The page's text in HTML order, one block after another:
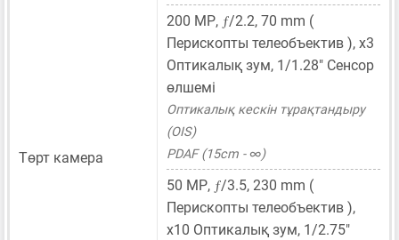
Төрт камера
200 MP, ƒ/2.2, 70 mm (
Перископты телеобъектив ), x3
Оптикалық зум, 1/1.28" Сенсор
өлшемі
Оптикалық кескін тұрақтандыру
(OIS)
PDAF (15cm - ∞)
50 MP, ƒ/3.5, 230 mm (
Перископты телеобъектив ),
x10 Оптикалық зум, 1/2.75"